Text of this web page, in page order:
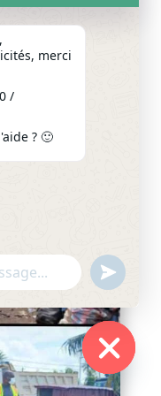
le...
Hide
merci
/
? 🙂
undefined